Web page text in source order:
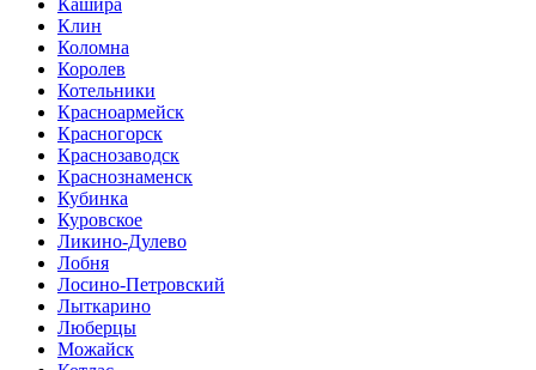
Клин
Коломна
Королев
Котельники
Красноармейск
Красногорск
Краснозаводск
Краснознаменск
Кубинка
Куровское
Ликино-Дулево
Лобня
Лосино-Петровский
Лыткарино
Люберцы
Можайск